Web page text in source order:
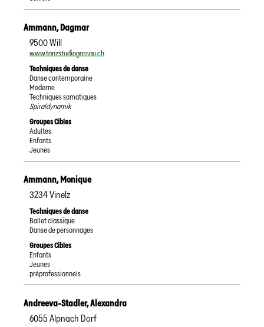
Ammann,Dagmar
9500Will
www.tanzstudiogossau.ch
Techniques de danse
Danse contemporaine
Moderne
Techniques somatiques
Spiraldynamik
Groupes Cibles
Adultes
Enfants
Jeunes
Ammann,Monique
3234Vinelz
Techniques de danse
Ballet classique
Danse de personnages
Groupes Cibles
Enfants
Jeunes
préprofessionnels
Andreeva-Stadler,Alexandra
6055 Alpnach Dorf